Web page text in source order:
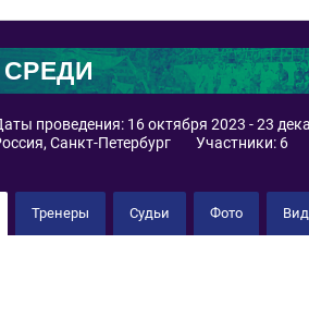
проведения: 16 октября 2023 - 23
Санкт-Петербург
Участники: 6
Тренеры Судьи Фото